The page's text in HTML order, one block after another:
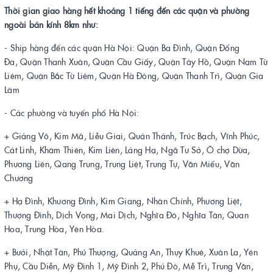
Thời gian giao hàng hết khoảng 1 tiếng đến các quận và phường
ngoài bán kính 8km như:
- Ship hàng đến các quận Hà Nội: Quận Ba Đình, Quận Đống
Đa, Quận Thanh Xuân, Quận Cầu Giấy, Quận Tây Hồ, Quận Nam Từ
Liêm, Quận Bắc Từ Liêm, Quận Hà Đông, Quận Thanh Trì, Quận Gia
Lâm
- Các phường và tuyến phố Hà Nội:
+ Giảng Võ, Kim Mã, Liễu Giai, Quán Thánh, Trúc Bạch, Vĩnh Phúc,
Cát Linh, Khâm Thiên, Kim Liên, Láng Hạ, Ngã Tư Sở, Ô chợ Dừa,
Phương Liên, Qang Trung, Trung Liệt, Trung Tự, Văn Miếu, Văn
Chương
+ Hạ Đình, Khương Đình, Kim Giang, Nhân Chính, Phương Liệt,
Thượng Đình, Dịch Vọng, Mai Dịch, Nghĩa Đô, Nghĩa Tân, Quan
Hoa, Trung Hòa, Yên Hòa.
+ Bưởi, Nhật Tân, Phú Thượng, Quảng An, Thụy Khuê, Xuân La, Yên
Phụ, Cầu Diễn, Mỹ Đình 1, Mỹ Đình 2, Phú Đô, Mễ Trì, Trung Văn,